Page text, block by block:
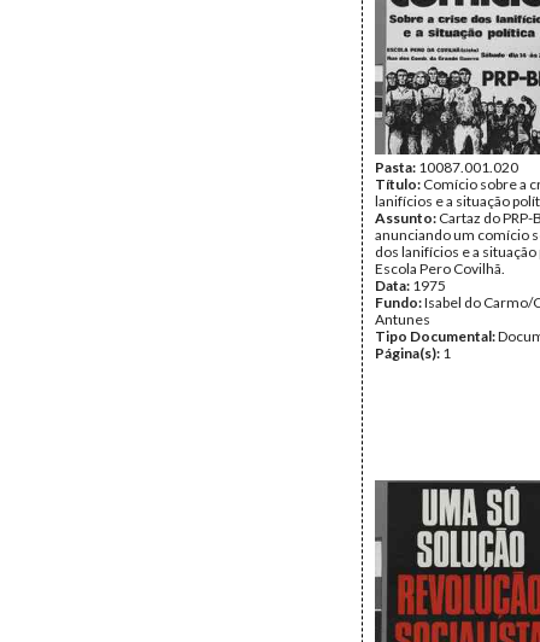
Pasta: 10087.001.020
Título: Comício sobre a
lanifícios e a situação
Assunto: Cartaz do PRP-
anunciando um comício
dos lanifícios e a situação
Escola Pero Covilhã.
Data: 1975
Fundo:Isabel do Carmo/
Antunes
Tipo Documental:
Página(s): 1